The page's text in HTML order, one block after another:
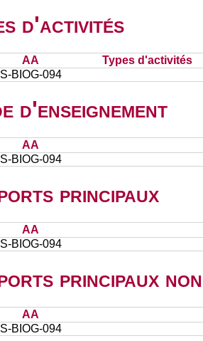
d'activités
AA
Types d'activités
S-BIOG-094
d'enseignement
AA
S-BIOG-094
principaux
AA
S-BIOG-094
principaux
AA
S-BIOG-094